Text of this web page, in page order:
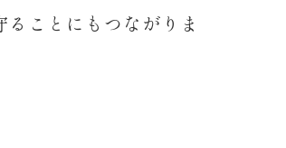
ことにもつながりま